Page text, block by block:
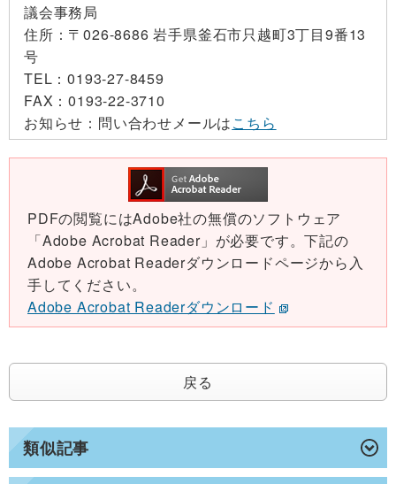
類似記事
議会事務局
住所： 〒026-8686 岩手県釜石市只越町3丁目9番13
号
TEL：0193-27-8459
FAX：0193-22-3710
お知らせ： 問い合わせメールはこちら
PDFの閲覧にはAdobe社の無償のソフトウェア
「Adobe Acrobat Reader」が必要です。下記の
Adobe Acrobat Readerダウンロードページから入
手してください。
Adobe Acrobat Readerダウンロード
戻る